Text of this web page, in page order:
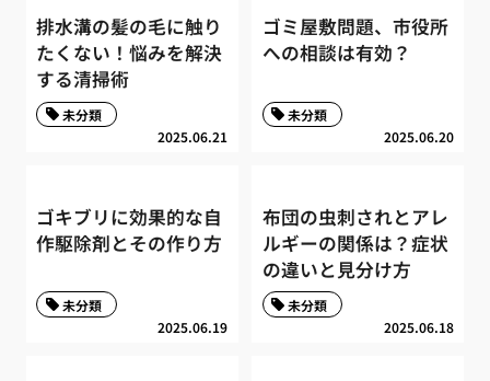
排水溝の髪の毛に触り
たくない！悩みを解決
する清掃術
2025.06.21
未分類
ゴミ屋敷問題、市役所
への相談は有効？
2025.06.20
未分類
ゴキブリに効果的な自
作駆除剤とその作り方
2025.06.19
未分類
布団の虫刺されとアレ
ルギーの関係は？症状
の違いと見分け方
2025.06.18
未分類